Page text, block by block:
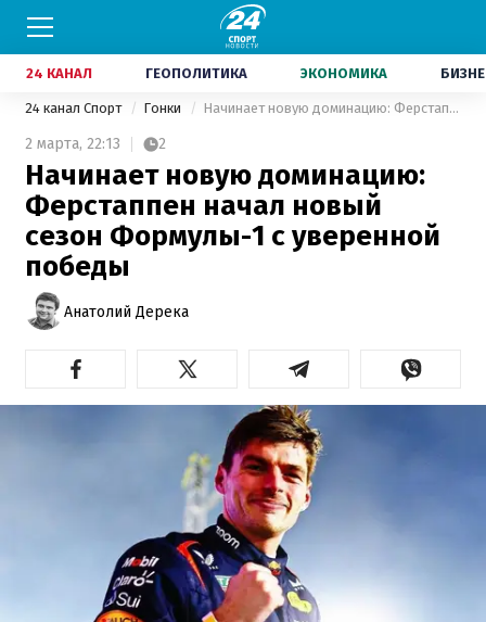
24 КАНАЛ ГЕОПОЛИТИКА ЭКОНОМИКА
24 канал Спорт Гонки Начинает новую доминацию: Ферстаппен начал новый сезон Формулы-1 с уверенной победы
2 марта, 22:13 2
Начинает новую доминацию:
Ферстаппен начал новый
сезон Формулы-1 с уверенной
победы
Анатолий Дерека